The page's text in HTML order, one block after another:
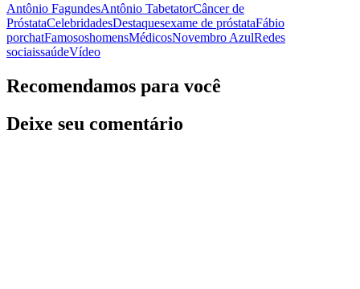
Antônio FagundesAntônio TabetatorCâncer de
PróstataCelebridadesDestaquesexame de próstataFábio
porchatFamososhomensMédicosNovembro AzulRedes
sociaissaúdeVídeo
Recomendamos para você
Deixe seu comentário